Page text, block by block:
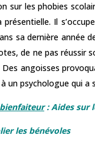
sur les phobies
présentielle. Il
sa dernière année
de ne pas réussir
angoisses
un psychologue qui a
: Aides sur
les bénévoles